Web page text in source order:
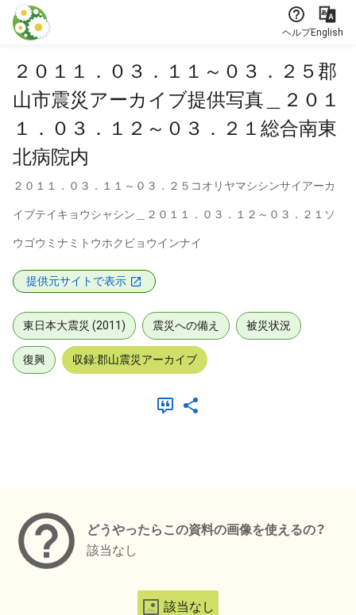
本文に飛ぶ
ヘルプEnglish
２０１１．０３．１１～０３．２５郡
山市震災アーカイブ提供写真＿２０１
１．０３．１２～０３．２１総合南東
北病院内
２０１１．０３．１１～０３．２５コオリヤマシシンサイアーカ
イブテイキョウシャシン＿２０１１．０３．１２～０３．２１ソ
ウゴウミナミトウホクビョウインナイ
提供元サイトで表示
東日本大震災 (2011) 震災への備え 被災状況
復興 収録:郡山震災アーカイブ
どうやったらこの資料の画像を使えるの？
該当なし
該当なし